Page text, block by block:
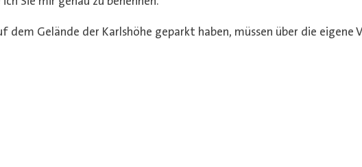
Gelände der Karlshöhe geparkt haben, müssen über die eigene